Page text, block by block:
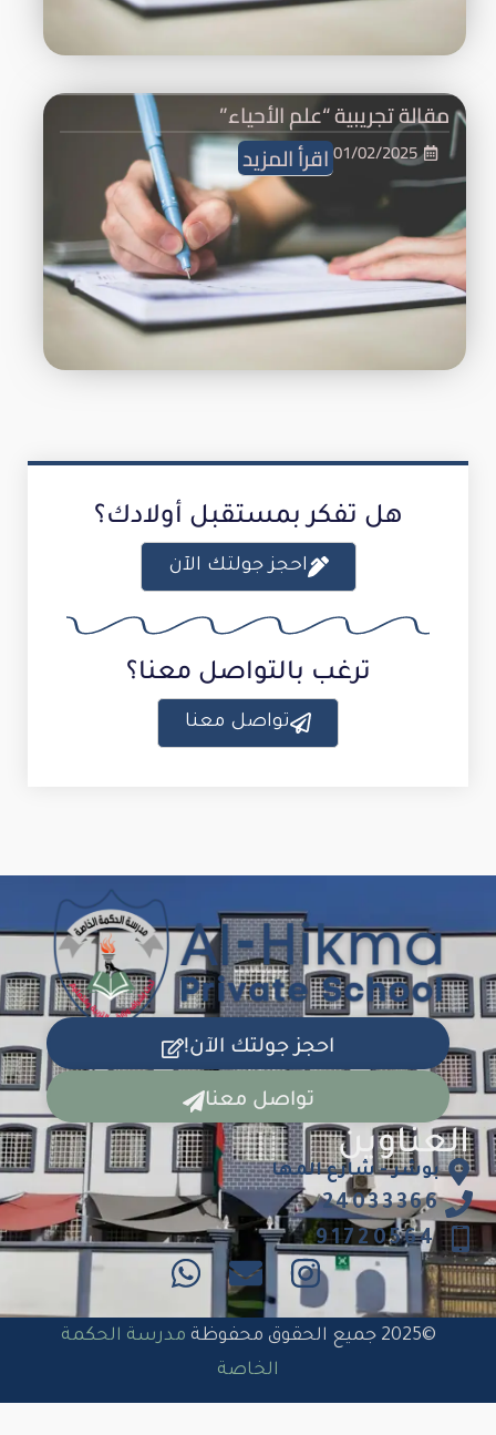
مقالة تجريبية “علم الأحياء”
01/02/2025اقرأ المزيد
هل تفكر بمستقبل أولادك؟
احجز جولتك الآن
ترغب بالتواصل معنا؟
تواصل معنا
احجز جولتك الآن!
تواصل معنا
العناوين
بوشر - شارع المها
24033366
91720564
©2025 جميع الحقوق محفوظة
مدرسة الحكمة
الخاصة